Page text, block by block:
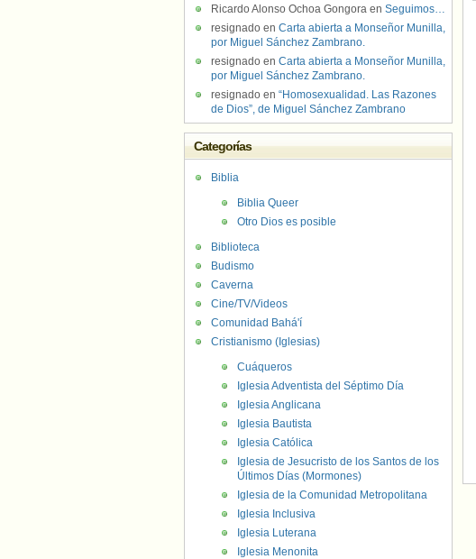
Ricardo Alonso Ochoa Gongora en Seguimos…
resignado en Carta abierta a Monseñor Munilla,
por Miguel Sánchez Zambrano.
resignado en Carta abierta a Monseñor Munilla,
por Miguel Sánchez Zambrano.
resignado en “Homosexualidad. Las Razones
de Dios”, de Miguel Sánchez Zambrano
Categorías
Biblia
Biblia Queer
Otro Dios es posible
Biblioteca
Budismo
Caverna
Cine/TV/Videos
Comunidad Bahá'í
Cristianismo (Iglesias)
Cuáqueros
Iglesia Adventista del Séptimo Día
Iglesia Anglicana
Iglesia Bautista
Iglesia Católica
Iglesia de Jesucristo de los Santos de los
Últimos Días (Mormones)
Iglesia de la Comunidad Metropolitana
Iglesia Inclusiva
Iglesia Luterana
Iglesia Menonita